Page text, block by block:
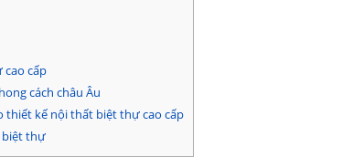
cao cấp
cách châu Âu
thiết kế nội thất biệt thự cao cấp
biệt thự